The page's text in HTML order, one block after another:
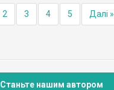
2 3 4 5 Далі »
Станьте нашим автором